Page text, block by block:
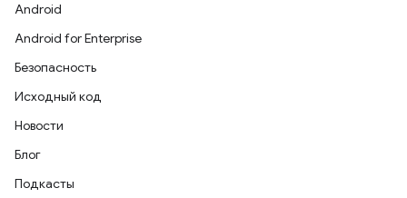
Android
Android for Enterprise
Безопасность
Исходный код
Новости
Блог
Подкасты